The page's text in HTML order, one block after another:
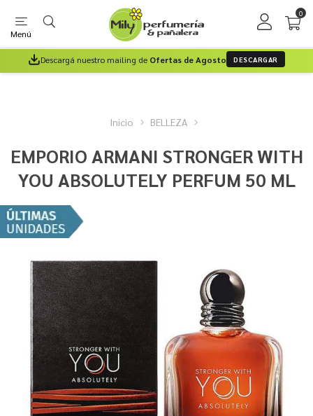
Menú
0
Descargá nuestro mailing de Ofertas de Agosto DESCARGAR
Inicio BELLEZA
EMPORIO ARMANI STRONGER WITH
YOU ABSOLUTELY PERFUM 50 ML